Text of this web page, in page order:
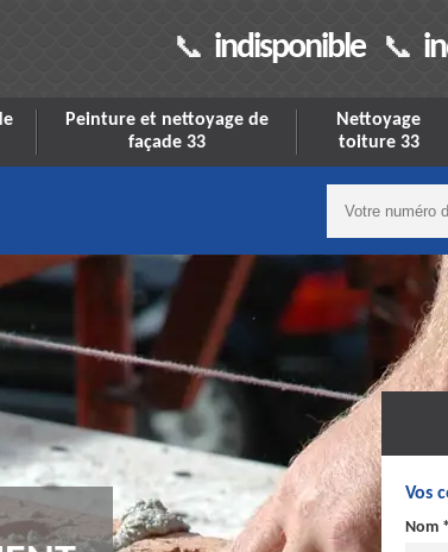
indisponible
Peinture et nettoyage de
façade 33
Nettoyage
toiture 33
Vos
Nom *